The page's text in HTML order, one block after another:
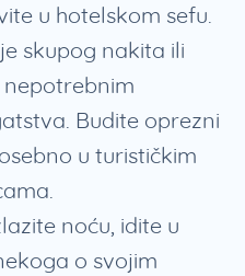
u hotelskom sefu.
skupog nakita ili
Budite oprezni
u turističkim
noću, idite u
o svojim